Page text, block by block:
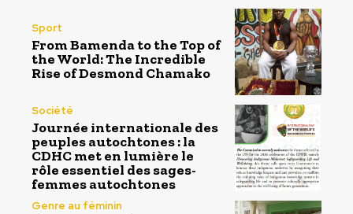
Sport
From Bamenda to the Top of
the World: The Incredible
Rise of Desmond Chamako
Société
Journée internationale des
peuples autochtones : la
CDHC met en lumière le
rôle essentiel des sages-
femmes autochtones
Genre au féminin